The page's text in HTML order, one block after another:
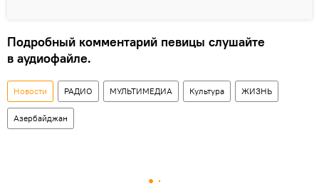
Подробный комментарий певицы слушайте
в аудиофайле.
Новости РАДИО МУЛЬТИМЕДИА Культура ЖИЗНЬ
Азербайджан